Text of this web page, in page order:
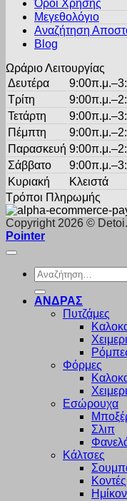
επιλεγούν
σελίδα
Όροι Χρήσης
Μεγεθολόγιο
Αναζήτηση
Blog
Ωράριο Λειτουργίας
Δευτέρα
Τρίτη
Τετάρτη
Πέμπτη
Παρασκευή
Σάββατο
Κυριακή
Κλειστά
Τρόποι Πληρωμής
Copyright 2026 ©
Pointer
Αναζήτηση
για:
ΑΝΔΡΑΣ
Πυτζάμες
Φόρμες
Εσώρουχα
Σλιπ
Κάλτσες